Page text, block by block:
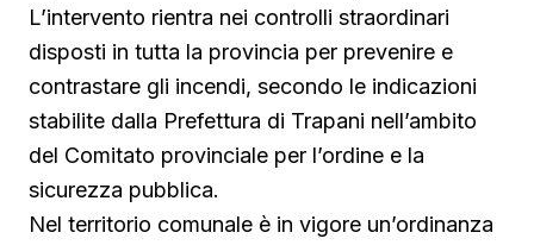
L’intervento rientra nei controlli straordinari
disposti in tutta la provincia per prevenire e
contrastare gli incendi, secondo le indicazioni
stabilite dalla Prefettura di Trapani nell’ambito
del Comitato provinciale per l’ordine e la
sicurezza pubblica.
Nel territorio comunale è in vigore un’ordinanza